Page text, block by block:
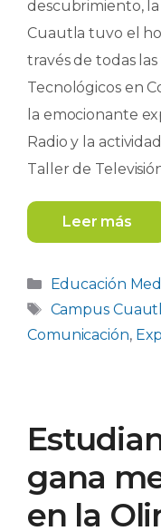
descubrimiento,
Cuautla tuvo el
través de todas
Tecnológicos en
la emocionante
Radio y la
Taller de
Leer más
Categorías
Educación
Etiquetas
Campus
Comunicación,
gana
en la